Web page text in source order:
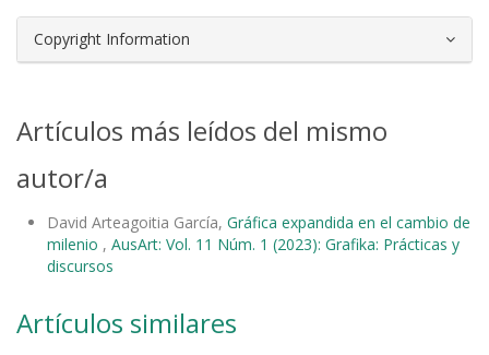
Copyright Information
Artículos más leídos del mismo
autor/a
David Arteagoitia García, Gráfica expandida en el cambio de
milenio , AusArt: Vol. 11 Núm. 1 (2023): Grafika: Prácticas y
discursos
Artículos similares